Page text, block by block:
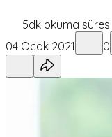
5dk okuma süresi
04 Ocak 2021
0